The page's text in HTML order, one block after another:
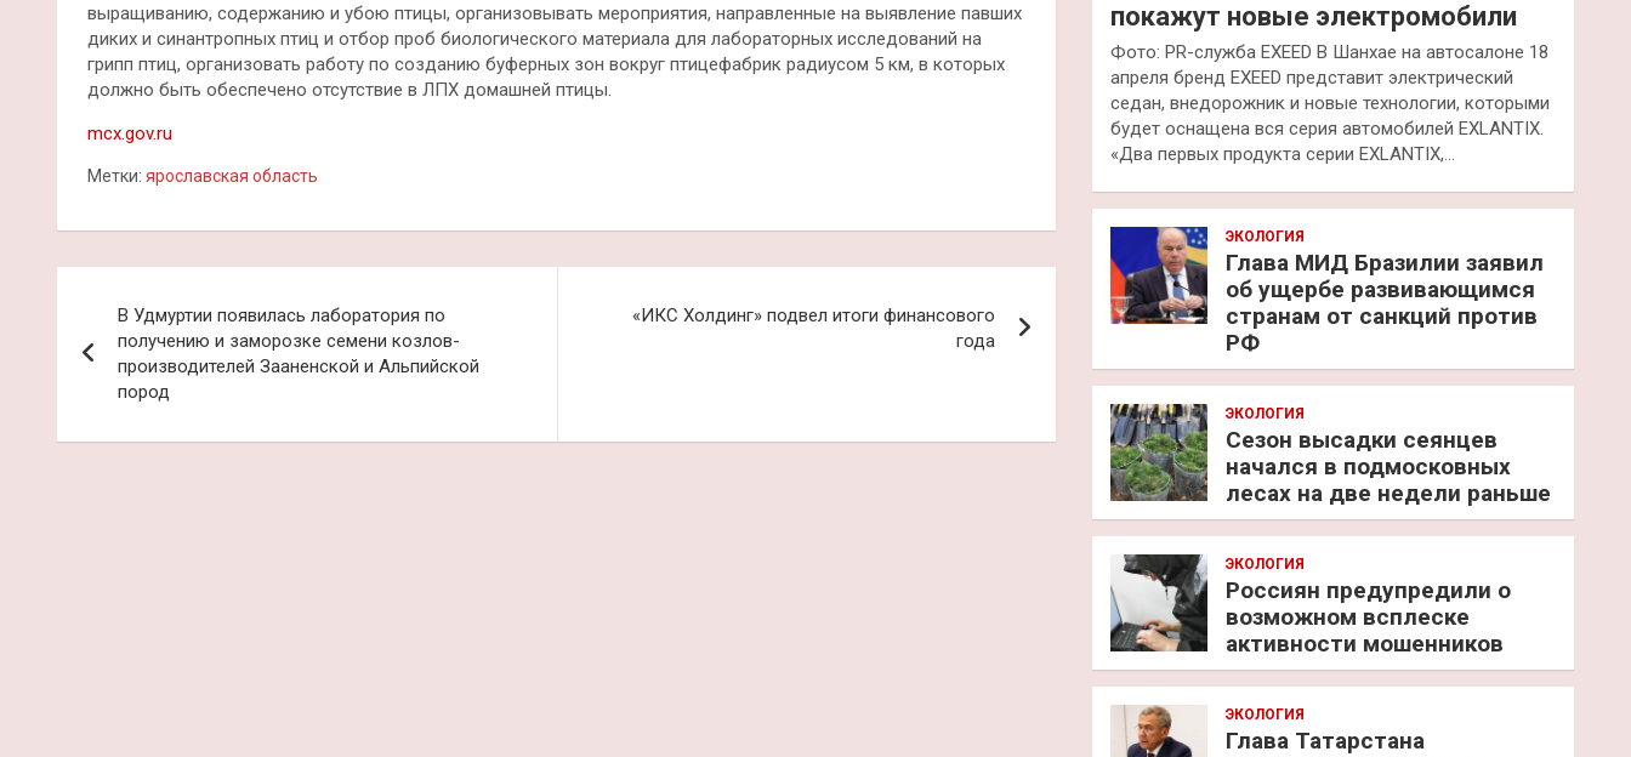
выращиванию, содержанию и убою птицы, организовывать мероприятия, направленные на выявление павших
диких и синантропных птиц и отбор проб биологического материала для лабораторных исследований на
грипп птиц, организовать работу по созданию буферных зон вокруг птицефабрик радиусом 5 км, в которых
должно быть обеспечено отсутствие в ЛПХ домашней птицы.
mcx.gov.ru
Метки: ярославская область
по
записям
В Удмуртии появилась лаборатория по
получению и заморозке семени козлов-
производителей Зааненской и Альпийской
пород
«ИКС Холдинг» подвел итоги финансового
года
покажут новые электромобили
Фото: PR-служба EXEED В Шанхае на автосалоне 18
апреля бренд EXEED представит электрический
седан, внедорожник и новые технологии, которыми
будет оснащена вся серия автомобилей EXLANTIX.
«Два первых продукта серии EXLANTIX,…
ЭКОЛОГИЯ
Глава МИД Бразилии заявил
об ущербе развивающимся
странам от санкций против
РФ
ЭКОЛОГИЯ
Сезон высадки сеянцев
начался в подмосковных
лесах на две недели раньше
ЭКОЛОГИЯ
Россиян предупредили о
возможном всплеске
активности мошенников
ЭКОЛОГИЯ
Глава Татарстана